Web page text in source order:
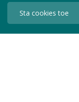
Sta cookies toe